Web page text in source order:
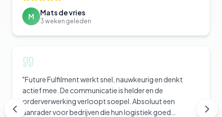
M Mats de vries
3 weken geleden
"Future Fulfilment werkt snel, nauwkeurig en denkt
actief mee. De communicatie is helder en de
orderverwerking verloopt soepel. Absoluut een
aanrader voor bedrijven die hun logistiek goed